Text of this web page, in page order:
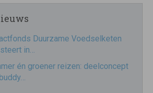
Duurzame Voedselketen
in…
én groener reizen: deelconcept